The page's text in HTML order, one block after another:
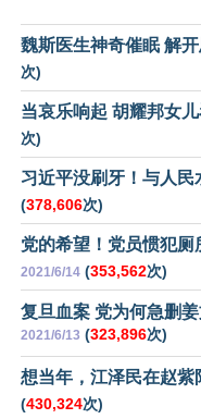
魏斯医生神奇催眠 解
次)
当哀乐响起 胡耀邦女
次)
习近平没刷牙！与人民
(378,606次)
党的希望！党员惯犯厕
2021/6/14 (353,562次)
复旦血案 党为何急删
2021/6/13 (323,896次)
想当年，江泽民在赵紫
(430,324次)